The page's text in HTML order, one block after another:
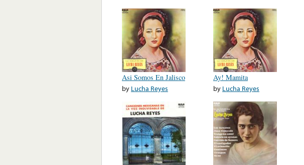
Asi Somos En Jalisco
by Lucha Reyes
Ay! Mamita
by Lucha Reyes